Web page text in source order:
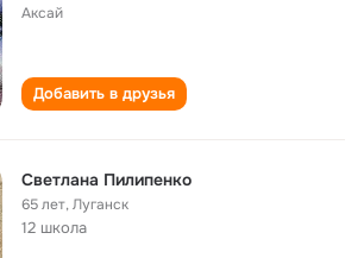
Аксай
Добавить в друзья
Светлана Пилипенко
65 лет,Луганск
12 школа